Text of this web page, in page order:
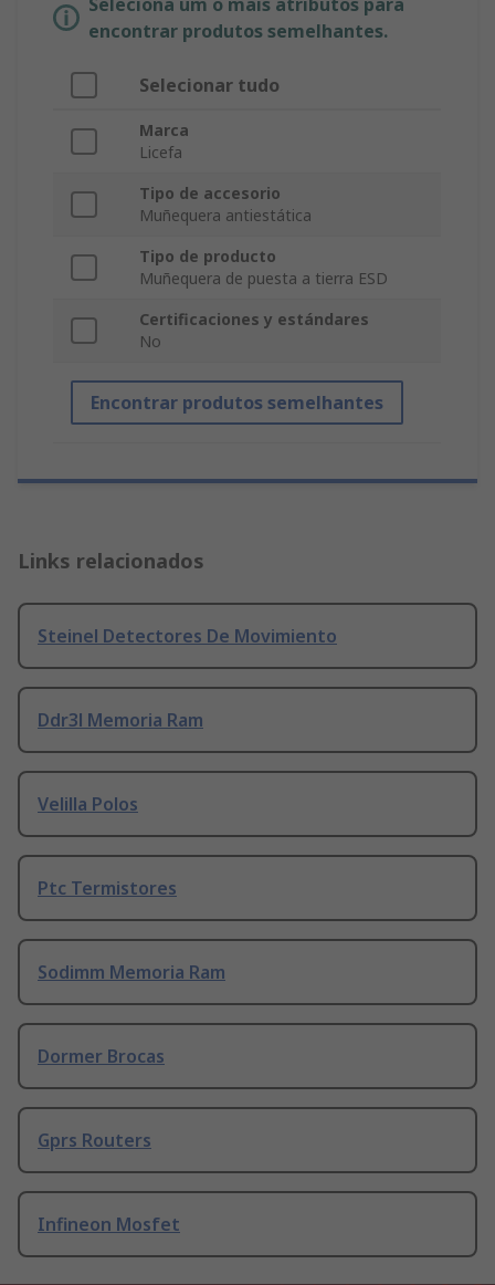
Seleciona um o mais atributos para
encontrar produtos semelhantes.
Selecionar tudo
Marca
Licefa
Tipo de accesorio
Muñequera antiestática
Tipo de producto
Muñequera de puesta a tierra ESD
Certificaciones y estándares
No
Encontrar produtos semelhantes
Links relacionados
Steinel Detectores De Movimiento
Ddr3l Memoria Ram
Velilla Polos
Ptc Termistores
Sodimm Memoria Ram
Dormer Brocas
Gprs Routers
Infineon Mosfet